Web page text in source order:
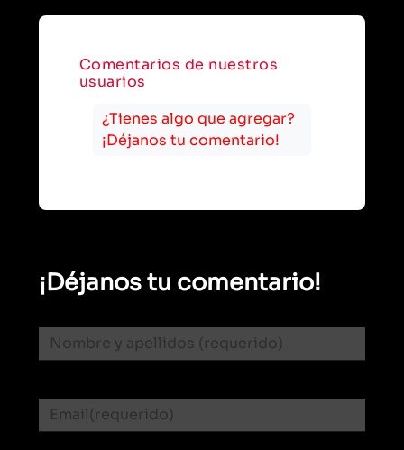
Comentarios de nuestros
usuarios
¿Tienes algo que agregar?
¡Déjanos tu comentario!
¡Déjanos tu comentario!